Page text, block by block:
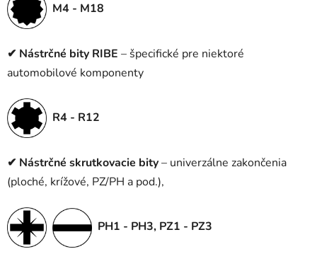
M4 - M18
✔ Nástrčné bity RIBE – špecifické pre niektoré
automobilové komponenty
R4 - R12
✔ Nástrčné skrutkovacie bity– univerzálne zakončenia
(ploché, krížové, PZ/PH a pod.),
PH1 - PH3, PZ1 - PZ3